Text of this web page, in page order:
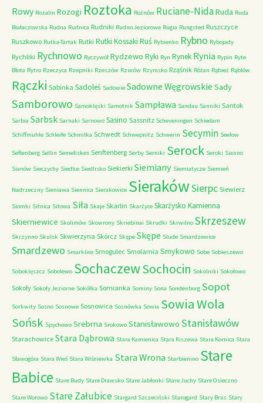
Rowy Rozalin Rozogi Roztoka Rożnów Ruciane-NidaRuda Ruda
Białaczowska Rudna Rudnica Rudniki Rudno Jeziorowe Rugia Rungsted Ruszczyce
Ruszkowo Rutka-Tartak Rutki Rutki Kossaki Ruś Rybienko Rybno Rybojady
Rychliki Rychnowo Ryczywół Rydzewo Ryki Ryn Rynek Rynia Rypin Ryte
Błota Rytro Rzeczyca Rzepniki Rzeszów Rzuców Rzymsko Rząśnik Różan Rąbież Rąblów
Rączki Sabinka Sadoleś Sadowie Sadowne Węgrowskie Sady
Samborowo Samoklęski Samotnik Sampława Sandau Sanniki Santok
Sarbia Sarbsk Sarnaki Sarnowo Sasino Sassnitz Scheveningen Schiedam
Schiffmuhle Schleife Schmilka Schwedt Schwepnitz Schwerin Secymin Seelow
Seftenberg Sellin Semeliskes Senftenberg Serby Serniki Serock Seroki Sianno
Sianów Sieczychy Siedlce Siedlisko Siekierki Siemiany Siemiatycze Siemień
Nadrzeczny Sieniawa Siennica Sierakowice SierakówSierpc Siewierz
Siomki Sitnica Sitowa Siła Skaje Skarlin Skarżyce Skarżysko Kamienna
Skierniewice Skolimów Skowrony Skriebinai Skrudki Skrwilno Skrzeszew
Skrzynno Skulsk Skwierzyna Skórcz Skąpe Skępe Slude Smardzewice
Smardzewo Smarklice Smogulec Smolarnia Smykowo Sobe Sobieszewo
Soboklęszcz Sobolewo SochaczewSochocin Sokolniki Sokołowo
Sokoły Sokoły Jeziorne Sokółka Somianka Sominy Sona Sondenborg Sopot
Sorkwity Sosno Sosnowe Sosnowica Sosnówka Sowia Sowia Wola
Sońsk Spychowo Srebrna Srokowo Stanisławowo Stanisławów
Starachowice Stara Dąbrowa Stara Kamienica Stara Kiszewa Stara Kornica Stara
Sławogóra Stara Wieś Stara Wiśniewka Stara Wrona Starbienino Stare
Babice Stare Budy Stare Drawsko Stare Jabłonki Stare Juchy Stare Osieczno
Stare Worowo Stare Załubice Stargard Szczeciński Starogard Stary Brus Stary